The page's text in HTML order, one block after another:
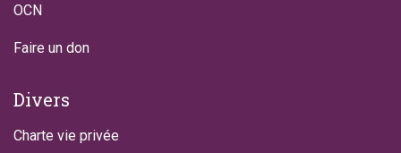
OCN
Faire un don
Divers
Charte vie privée